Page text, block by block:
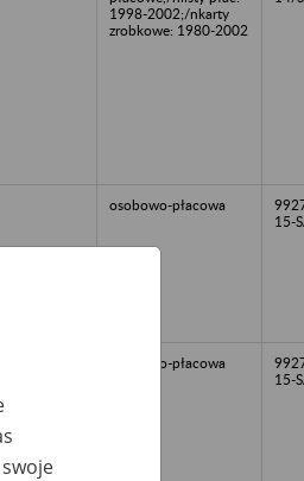
1998-2002;/nkarty
zrobkowe: 1980-2002
osobowo-płacowa
15-
osobowo-płacowa
15-